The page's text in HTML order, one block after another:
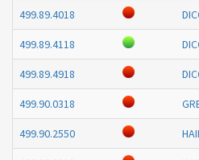
499.89.4018
499.89.4118
499.89.4918
499.90.0318
499.90.2550